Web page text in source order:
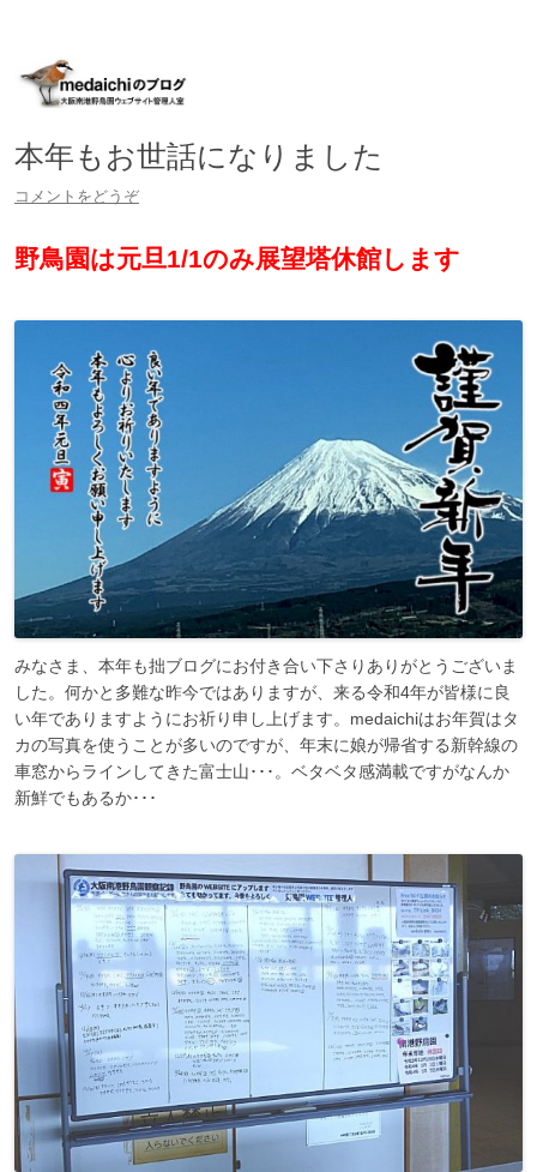
移
動
本年もお世話になりました
コメントをどうぞ
野鳥園は元旦1/1のみ展望塔休館します
みなさま、本年も拙ブログにお付き合い下さりありがとうございま
した。何かと多難な昨今ではありますが、来る令和4年が皆様に良
い年でありますようにお祈り申し上げます。medaichiはお年賀はタ
カの写真を使うことが多いのですが、年末に娘が帰省する新幹線の
車窓からラインしてきた富士山･･･。ベタベタ感満載ですがなんか
新鮮でもあるか･･･